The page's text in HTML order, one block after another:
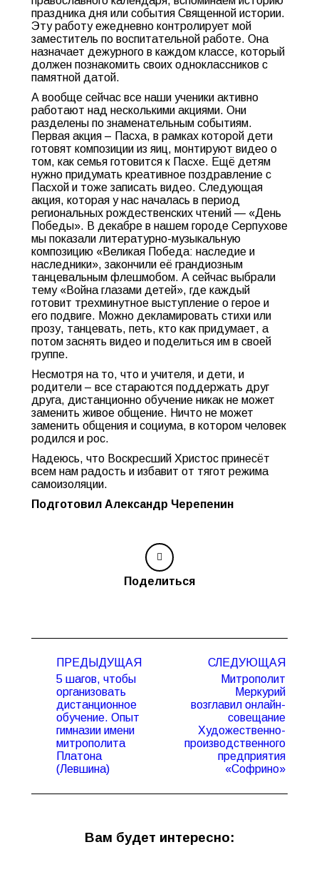
праздника дня или события Священной истории.
Эту работу ежедневно контролирует мой
заместитель по воспитательной работе. Она
назначает дежурного в каждом классе, который
должен познакомить своих одноклассников с
памятной датой.
А вообще сейчас все наши ученики активно
работают над несколькими акциями. Они
разделены по знаменательным событиям.
Первая акция – Пасха, в рамках которой дети
готовят композиции из яиц, монтируют видео о
том, как семья готовится к Пасхе. Ещё детям
нужно придумать креативное поздравление с
Пасхой и тоже записать видео. Следующая
акция, которая у нас началась в период
региональных рождественских чтений — «День
Победы». В декабре в нашем городе Серпухове
мы показали литературно-музыкальную
композицию «Великая Победа: наследие и
наследники», закончили её грандиозным
танцевальным флешмобом. А сейчас выбрали
тему «Война глазами детей», где каждый
готовит трехминутное выступление о герое и
его подвиге. Можно декламировать стихи или
прозу, танцевать, петь, кто как придумает, а
потом заснять видео и поделиться им в своей
группе.
Несмотря на то, что и учителя, и дети, и
родители – все стараются поддержать друг
друга, дистанционно обучение никак не может
заменить живое общение. Ничто не может
заменить общения и социума, в котором человек
родился и рос.
Надеюсь, что Воскресший Христос принесёт
всем нам радость и избавит от тягот режима
самоизоляции.
Подготовил Александр Черепенин
Поделиться
записям
ПРЕДЫДУЩАЯ
Предыдущая
запись:
5 шагов, чтобы
организовать
дистанционное
обучение. Опыт
гимназии имени
митрополита
Платона
(Левшина)
СЛЕДУЮЩАЯ
Следующая
запись:
Митрополит
Меркурий
возглавил онлайн-
совещание
Художественно-
производственного
предприятия
«Софрино»
Вам будет интересно: